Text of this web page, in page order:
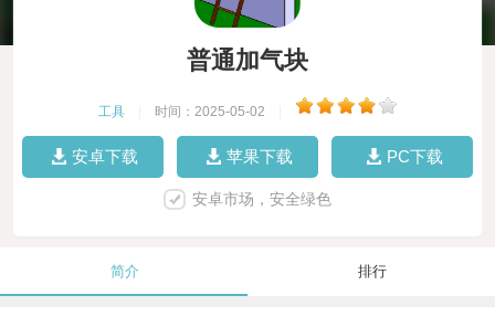
普通加气块
工具 时间：2025-05-02
安卓下载 苹果下载 PC下载
安卓市场，安全绿色
简介 排行